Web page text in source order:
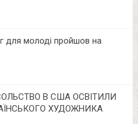
для молоді пройшов на
В США ОСВІТИЛИ
ХУДОЖНИКА